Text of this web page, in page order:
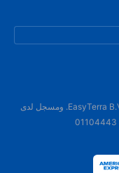
هذا الموقع الإلكتروني مملوك ومدار من قبل شركة EasyTerra B.V. ومسجل لدى